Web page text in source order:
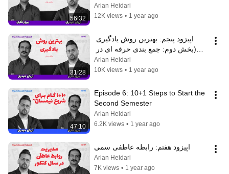
56:32
Analysis (Part 1)
Arian Heidari
12K views • 1 year ago
31:28
دیماه با رویکرد تحلیل آزمون)
Arian Heidari
10K views • 1 year ago
47:10
Episode 6: 10+1 Steps to Start the
Second Semester
Arian Heidari
6.2K views • 1 year ago
اپیزود هفتم: رابطه عاطفی سمی
Arian Heidari
7K views • 1 year ago